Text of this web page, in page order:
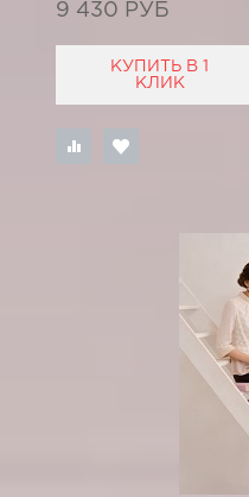
9 430 РУБ
КУПИТЬ В 1
КЛИК